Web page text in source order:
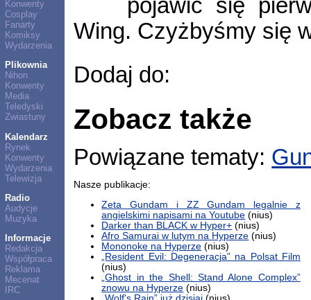
Konwenty
Cosplay
Fanarty
Komiksy
Wydarzenia
Plikownia
Nihon
Konwenty
Media
Teledyski
Zwiastuny
Kalendarz
Rynek
Konwenty
Wydarzenia
Telewizja
Radio
Audycje
Muzyka
Informacje
Redakcja
Współpraca
Reklama
Mecenat
IRC
pojawić się
Wing. Czyżbyśmy się
Dodaj do:
Zobacz także
Powiązane tematy:
Nasze publikacje:
Zeta Gundam i ZZ Gundam legalnie z
angielskimi napisami na Youtube (nius)
Darker than BLACK w Hyper+ (nius)
Afro Samurai w lutym na Hyperze (nius)
Mononoke na Hyperze (nius)
„Resident Evil: Degeneracja” na Polsat Film
(nius)
„Ghost in the Shell: Stand Alone Complex”
znowu na Hyperze (nius)